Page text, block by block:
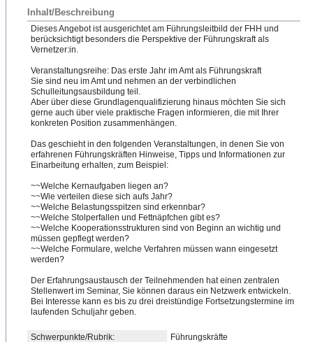
Inhalt/Beschreibung
Dieses Angebot ist ausgerichtet am Führungsleitbild der FHH und
berücksichtigt besonders die Perspektive der Führungskraft als
Vernetzer:in.
Veranstaltu​ngsreihe: Das erste Jahr im Amt als Führungskraft
Sie sind neu im Amt und nehmen an der verbindlichen
Schulleitungsausbildung teil.
Aber über diese Grundlagenqualifizierung hinaus möchten Sie sich
gerne auch über viele praktische Fragen informieren, die mit Ihrer
konkreten Position zusammenhängen.
Das geschieht in den folgenden Veranstaltungen, in denen Sie von
erfahrenen Führungskräften Hinweise, Tipps und Informationen zur
Einarbeitung erhalten, zum Beispiel:
~~Welche Kernaufgaben liegen an?
~~Wie verteilen diese sich aufs Jahr?
~~Welche Belastungsspitzen sind erkennbar?
~~Welche Stolperfallen und Fettnäpfchen gibt es?
~~Welche Kooperationsstrukturen sind von Beginn an wichtig und
müssen gepflegt werden?
~~Welche Formulare, welche Verfahren müssen wann eingesetzt
werden?
Der Erfahrungsaustausch der Teilnehmenden hat einen zentralen
Stellenwert im Seminar, Sie können daraus ein Netzwerk entwickeln.
Bei Interesse kann es bis zu drei dreistündige Fortsetzungstermine im
laufenden Schuljahr geben.
Schwerpunkte/Rubrik: Führungskräfte